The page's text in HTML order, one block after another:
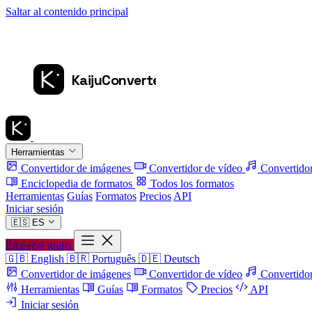
Saltar al contenido principal
Herramientas
Convertidor de imágenes Convertidor de vídeo
Enciclopedia de formatos
Todos los formatos
Herramientas Guías Formatos Precios API
Iniciar sesión
🇪🇸 ES
Empezar gratis
🇬🇧 English 🇧🇷 Português 🇩🇪 Deutsch
Convertidor de imágenes
Convertidor de vídeo
Herramientas
Guías Formatos Precios
API
Iniciar sesión